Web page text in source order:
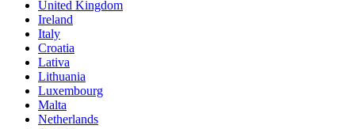
United Kingdom
Ireland
Italy
Croatia
Lativa
Lithuania
Luxembourg
Malta
Netherlands